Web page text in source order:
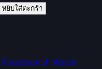
หยิบใส่ตะกร้า
🎵 Watch